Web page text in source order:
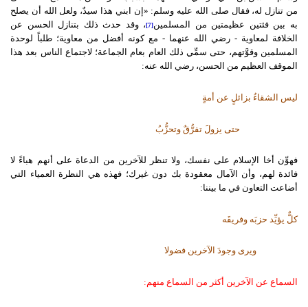
من تنازل له، فقال صلى الله عليه وسلم: «إن ابني هذا سيدٌ، ولعل الله أن يصلح
به بين فئتين عظيمتين من المسلمين [7]، وقد حدث ذلك بتنازل الحسن عن
الخلافة لمعاوية - رضي الله عنهما - مع كونه أفضل من معاوية؛ طلباً لوحدة
المسلمين وقوَّتهم، حتى سمِّي ذلك العام بعام الجماعة؛ لاجتماع الناس بعد هذا
الموقف العظيم من الحسن، رضي الله عنه:
ليس الشقاءُ بزائلٍ عن أمةٍ
حتى يزولَ تفرُّقٌ وتحزُّبُ
فهوِّن أخا الإسلام على نفسك، ولا تنظر للآخرين من الدعاة على أنهم هباءً لا
فائدة لهم، وأن الآمال معقودة بك دون غيرك؛ فهذه هي النظرة العمياء التي
أضاعت التعاون في ما بيننا:
كلٌّ يؤيِّد حزبَه وفريقَه
ويرى وجودَ الآخرين فضولا
السماع عن الآخرين أكثر من السماع منهم: